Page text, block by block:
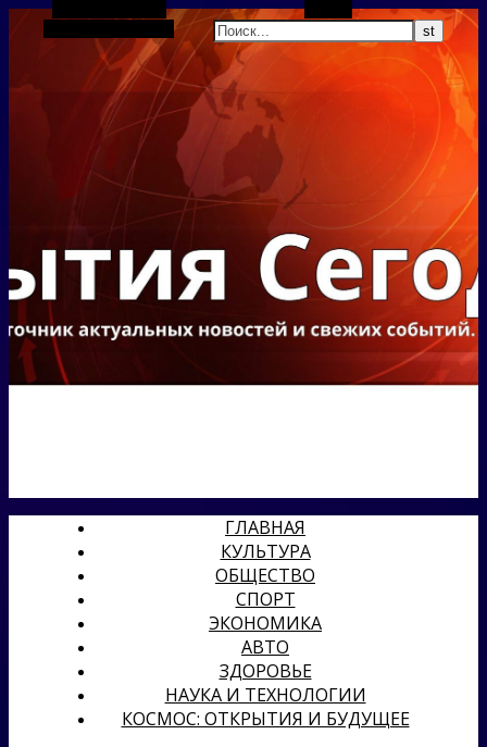
Боковая панель
ГЛАВНАЯ
КУЛЬТУРА
ОБЩЕСТВО
СПОРТ
ЭКОНОМИКА
АВТО
ЗДОРОВЬЕ
НАУКА И ТЕХНОЛОГИИ
КОСМОС: ОТКРЫТИЯ И БУДУЩЕЕ